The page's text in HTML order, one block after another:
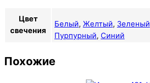
Цвет
свечения
Белый, Желтый, Зеленый
Пурпурный, Синий
Похожие